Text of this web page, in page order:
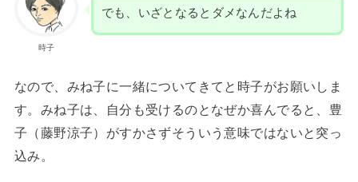
時子
でも、いざとなるとダメなんだよね
なので、みね子に一緒についてきてと時子がお願いしま
す。みね子は、自分も受けるのとなぜか喜んでると、豊
子（藤野涼子）がすかさずそういう意味ではないと突っ
込み。